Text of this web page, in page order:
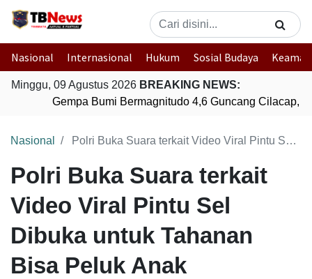
Nasional Internasional Hukum Sosial Budaya
Minggu, 09 Agustus 2026 BREAKING NEWS:
Gempa Bumi Bermagnitudo 4,6 Guncang Cilacap,
Nasional Polri Buka Suara terkait Video Viral Pintu Sel Dibuka untuk Tahanan Bisa Peluk Anak
Polri Buka Suara terkait
Video Viral Pintu Sel
Dibuka untuk Tahanan
Bisa Peluk Anak